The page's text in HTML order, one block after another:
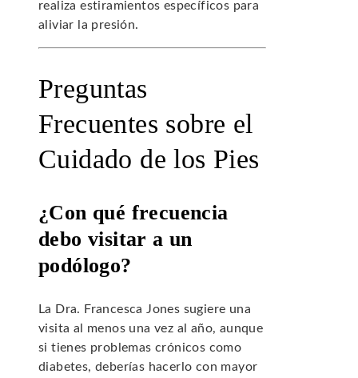
realiza estiramientos específicos para
aliviar la presión.
Preguntas
Frecuentes sobre el
Cuidado de los Pies
¿Con qué frecuencia
debo visitar a un
podólogo?
La Dra. Francesca Jones sugiere una
visita al menos una vez al año, aunque
si tienes problemas crónicos como
diabetes, deberías hacerlo con mayor